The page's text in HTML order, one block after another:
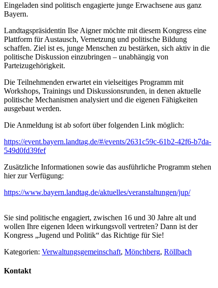
Eingeladen sind politisch engagierte junge Erwachsene aus ganz
Bayern.
Landtagspräsidentin Ilse Aigner möchte mit diesem Kongress eine
Plattform für Austausch, Vernetzung und politische Bildung
schaffen. Ziel ist es, junge Menschen zu bestärken, sich aktiv in die
politische Diskussion einzubringen – unabhängig von
Parteizugehörigkeit.
Die Teilnehmenden erwartet ein vielseitiges Programm mit
Workshops, Trainings und Diskussionsrunden, in denen aktuelle
politische Mechanismen analysiert und die eigenen Fähigkeiten
ausgebaut werden.
Die Anmeldung ist ab sofort über folgenden Link möglich:
https://event.bayern.landtag.de/#/events/2631c59c-61b2-42f6-b7da-
549d0fd39fef
Zusätzliche Informationen sowie das ausführliche Programm stehen
hier zur Verfügung:
https://www.bayern.landtag.de/aktuelles/veranstaltungen/jup/
Sie sind politische engagiert, zwischen 16 und 30 Jahre alt und
wollen Ihre eigenen Ideen wirkungsvoll vertreten? Dann ist der
Kongress „Jugend und Politik“ das Richtige für Sie!
Kategorien: Verwaltungsgemeinschaft, Mönchberg, Röllbach
Kontakt